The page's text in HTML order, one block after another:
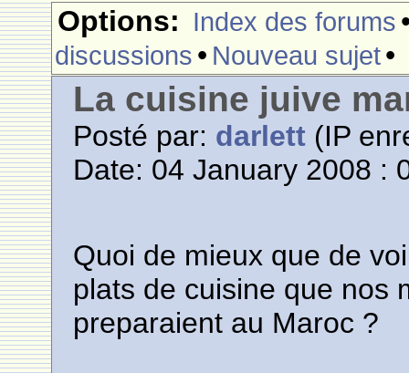
Options: Index des forums
discussions • Nouveau sujet•
La cuisine juive
Posté par: darlett (IP
Date: 04 January 2008 :
Quoi de mieux que de
plats de cuisine que nos
preparaient au Maroc ?